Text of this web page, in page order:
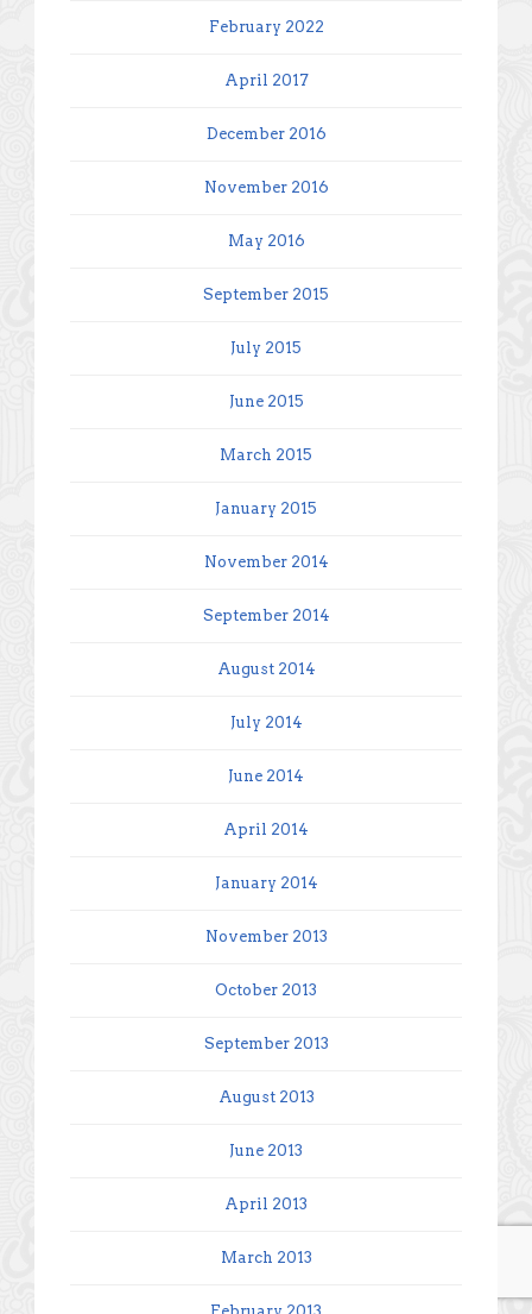
February 2022
April 2017
December 2016
November 2016
May 2016
September 2015
July 2015
June 2015
March 2015
January 2015
November 2014
September 2014
August 2014
July 2014
June 2014
April 2014
January 2014
November 2013
October 2013
September 2013
August 2013
June 2013
April 2013
March 2013